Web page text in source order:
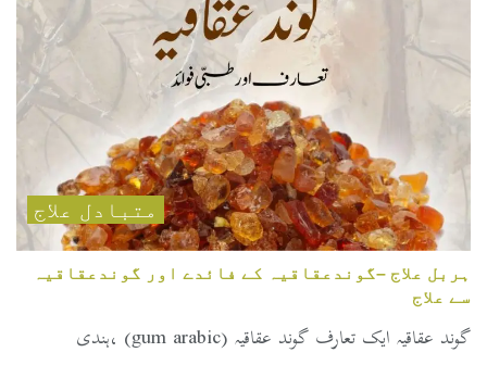
متبادل علاج
ہربل علاج –گوندعقاقیہ کے فائدے اور گوندعقاقیہ
سے علاج
گوند عقاقیہ ایک تعارف گوند عقاقیہ (gum arabic) ،ہندی